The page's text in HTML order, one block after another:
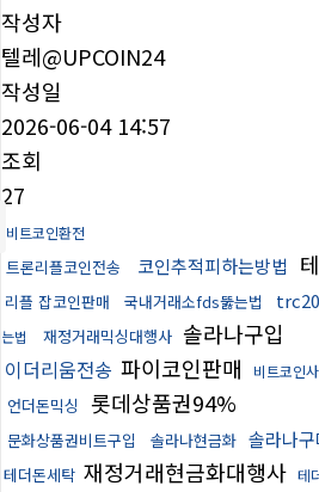
작성자
텔레@UPCOIN24
작성일
2026-06-04 14:57
조회
27
비트코인환전
트론리플코인전송 코인추적피하는방법
리플 잡코인판매 국내거래소fds뚫는법
는법
재정거래믹싱대행사 솔라나구입
이더리움전송 파이코인판매 비트코인
언더돈믹싱 롯데상품권94%
문화상품권비트구입 솔라나현금화 솔라나구
테더돈세탁 재정거래현금화대행사 테